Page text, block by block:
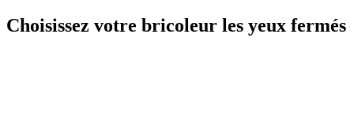
Choisissez votre bricoleur les yeux fermés